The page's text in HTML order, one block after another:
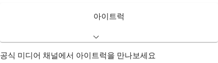
아이트럭
공식 미디어 채널에서 아이트럭을 만나보세요